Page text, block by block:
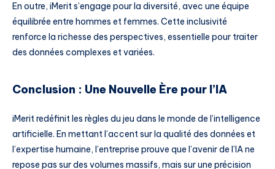
En outre, iMerit s’engage pour la diversité, avec une équipe
équilibrée entre hommes et femmes. Cette inclusivité
renforce la richesse des perspectives, essentielle pour traiter
des données complexes et variées.
Conclusion : Une Nouvelle Ère pour l’IA
iMerit redéfinit les règles du jeu dans le monde de l’intelligence
artificielle. En mettant l’accent sur la qualité des données et
l’expertise humaine, l’entreprise prouve que l’avenir de l’IA ne
repose pas sur des volumes massifs, mais sur une précision